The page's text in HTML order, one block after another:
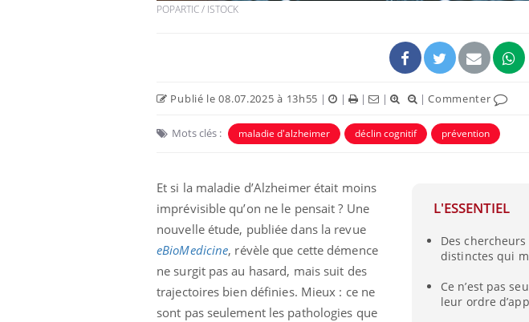
POPARTIC / ISTOCK
Publié le 08.07.2025 à 13h55 | | | | |Commenter
Mots clés : maladie d'alzheimer déclin cognitif prévention
L'ESSENTIEL
Des
distinctes qui
Ce n’est pas
leur ordre
Et si la maladie d’Alzheimer était moins
imprévisible qu’on ne le pensait ? Une
nouvelle étude, publiée dans la revue
eBioMedicine, révèle que cette démence
ne surgit pas au hasard, mais suit des
trajectoires bien définies. Mieux : ce ne
sont pas seulement les pathologies que
Fatigue, irritabilité, brouillard mental ou
même alopécie… Les symptômes de la
carence en fer sont multiples ce qui la rend
En 2026, l'insuline dans le diabète
reste entourée d'idées reçues chez
patients comme parfois chez les